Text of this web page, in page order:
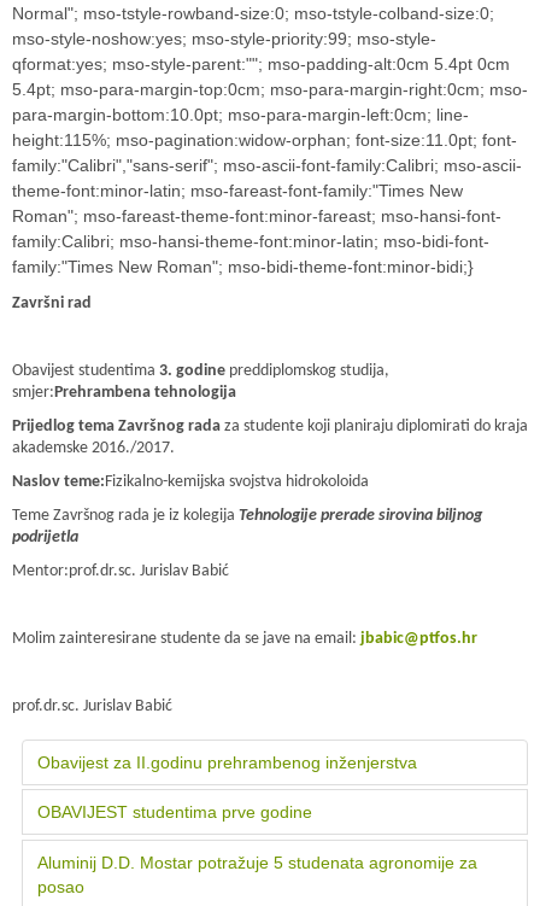
Normal"; mso-tstyle-rowband-size:0; mso-tstyle-colband-size:0;
mso-style-noshow:yes; mso-style-priority:99; mso-style-
qformat:yes; mso-style-parent:""; mso-padding-alt:0cm 5.4pt 0cm
5.4pt; mso-para-margin-top:0cm; mso-para-margin-right:0cm; mso-
para-margin-bottom:10.0pt; mso-para-margin-left:0cm; line-
height:115%; mso-pagination:widow-orphan; font-size:11.0pt; font-
family:"Calibri","sans-serif"; mso-ascii-font-family:Calibri; mso-ascii-
theme-font:minor-latin; mso-fareast-font-family:"Times New
Roman"; mso-fareast-theme-font:minor-fareast; mso-hansi-font-
family:Calibri; mso-hansi-theme-font:minor-latin; mso-bidi-font-
family:"Times New Roman"; mso-bidi-theme-font:minor-bidi;}
Završni rad
Obavijest studentima 3. godine preddiplomskog studija,
smjer:Prehrambena tehnologija
Prijedlog tema Završnog rada za studente koji planiraju diplomirati do kraja
akademske 2016./2017.
Naslov teme:Fizikalno-kemijska svojstva hidrokoloida
Teme Završnog rada je iz kolegija Tehnologije prerade sirovina biljnog
podrijetla
Mentor:prof.dr.sc. Jurislav Babić
Molim zainteresirane studente da se jave na email: jbabic@ptfos.hr
prof.dr.sc. Jurislav Babić
Obavijest za II.godinu prehrambenog inženjerstva
OBAVIJEST studentima prve godine
Aluminij D.D. Mostar potražuje 5 studenata agronomije za
posao